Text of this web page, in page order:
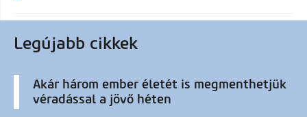
Legújabb cikkek
Akár három ember életét is megmenthetjük
véradással a jövő héten